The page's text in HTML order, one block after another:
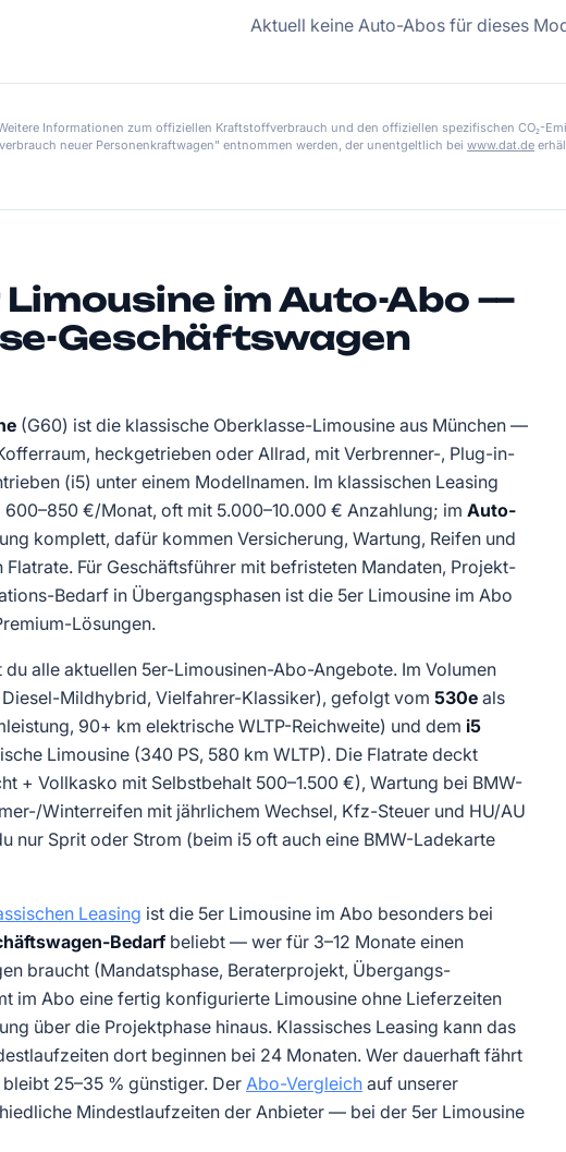
Aktuell keine Auto-Abos für dieses
Informationen zum offiziellen Kraftstoffverbrauch und den offiziellen spezifischen CO₂-
neuer Personenkraftwagen" entnommen werden, der unentgeltlich bei www.dat.de
Limousine im Auto-Abo —
Geschäftswagen
(G60) ist die klassische Oberklasse-Limousine aus München —
heckgetrieben oder Allrad, mit Verbrenner-, Plug-in-
(i5) unter einem Modellnamen. Im klassischen Leasing
600–850 €/Monat, oft mit 5.000–10.000 € Anzahlung; im Auto-
komplett, dafür kommen Versicherung, Wartung, Reifen und
Flatrate. Für Geschäftsführer mit befristeten Mandaten, Projekt-
Bedarf in Übergangsphasen ist die 5er Limousine im Abo
Lösungen.
alle aktuellen 5er-Limousinen-Abo-Angebote. Im Volumen
Diesel-Mildhybrid, Vielfahrer-Klassiker), gefolgt vom 530e als
90+ km elektrische WLTP-Reichweite) und dem i5
Limousine (340 PS, 580 km WLTP). Die Flatrate deckt
+ Vollkasko mit Selbstbehalt 500–1.500 €), Wartung bei BMW-
Winterreifen mit jährlichem Wechsel, Kfz-Steuer und HU/AU
nur Sprit oder Strom (beim i5 oft auch eine BMW-Ladekarte
Leasing ist die 5er Limousine im Abo besonders bei
Bedarf beliebt — wer für 3–12 Monate einen
braucht (Mandatsphase, Beraterprojekt, Übergangs-
im Abo eine fertig konfigurierte Limousine ohne Lieferzeiten
über die Projektphase hinaus. Klassisches Leasing kann das
dort beginnen bei 24 Monaten. Wer dauerhaft fährt
25–35 % günstiger. Der Abo-Vergleich auf unserer
Mindestlaufzeiten der Anbieter — bei der 5er Limousine